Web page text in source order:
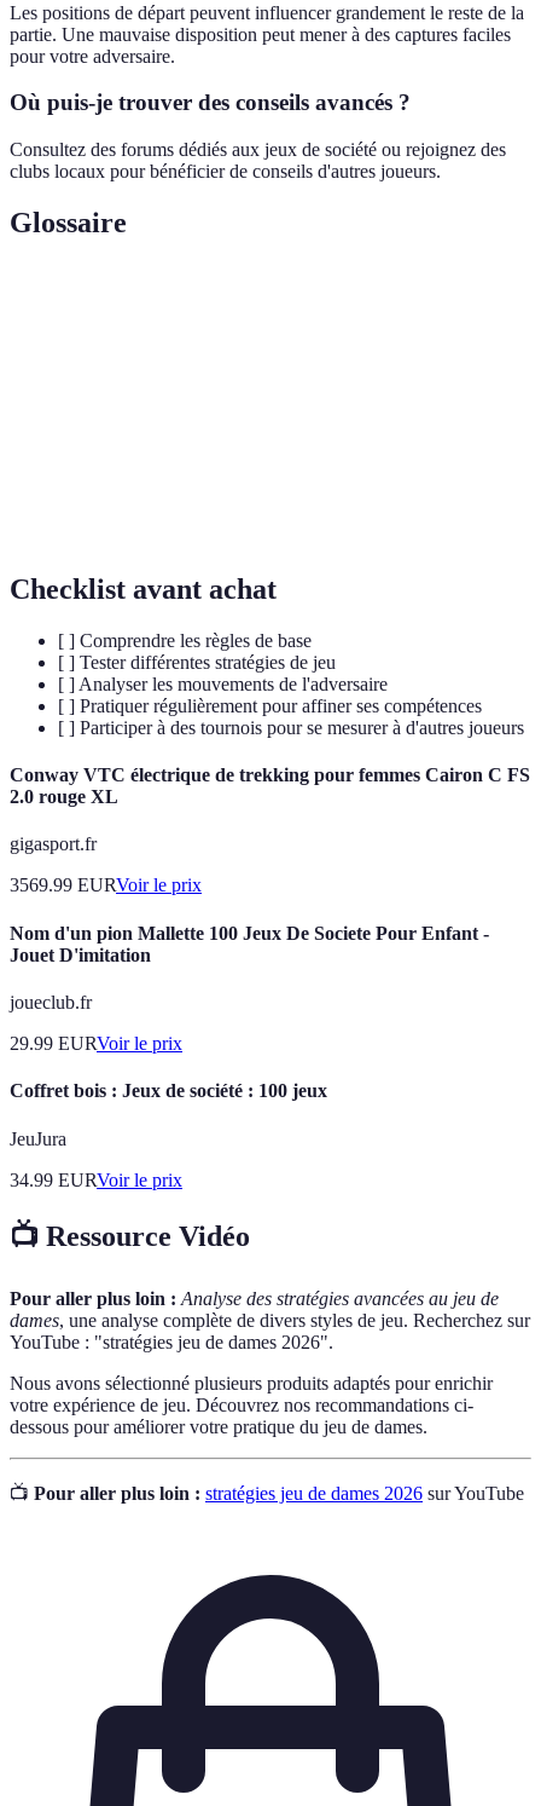
Les positions de départ peuvent influencer grandement le reste de la
partie. Une mauvaise disposition peut mener à des captures faciles
pour votre adversaire.
Où puis-je trouver des conseils avancés ?
Consultez des forums dédiés aux jeux de société ou rejoignez des
clubs locaux pour bénéficier de conseils d'autres joueurs.
Glossaire
Checklist avant achat
[ ] Comprendre les règles de base
[ ] Tester différentes stratégies de jeu
[ ] Analyser les mouvements de l'adversaire
[ ] Pratiquer régulièrement pour affiner ses compétences
[ ] Participer à des tournois pour se mesurer à d'autres joueurs
Conway VTC électrique de trekking pour femmes Cairon C FS
2.0 rouge XL
gigasport.fr
3569.99 EURVoir le prix
Nom d'un pion Mallette 100 Jeux De Societe Pour Enfant -
Jouet D'imitation
joueclub.fr
29.99 EURVoir le prix
Coffret bois : Jeux de société : 100 jeux
JeuJura
34.99 EURVoir le prix
📺 Ressource Vidéo
Pour aller plus loin : Analyse des stratégies avancées au jeu de
dames, une analyse complète de divers styles de jeu. Recherchez sur
YouTube : "stratégies jeu de dames 2026".
Nous avons sélectionné plusieurs produits adaptés pour enrichir
votre expérience de jeu. Découvrez nos recommandations ci-
dessous pour améliorer votre pratique du jeu de dames.
📺 Pour aller plus loin : stratégies jeu de dames 2026 sur YouTube